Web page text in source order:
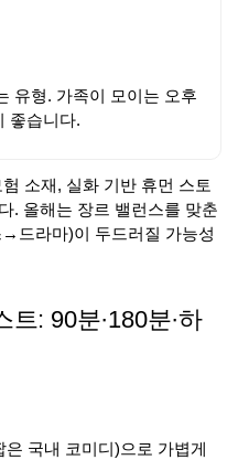
유형. 가족이 모이는 오후
좋습니다.
소재, 실화 기반 휴먼 스토
. 올해는 장르 밸런스를 맞춘
드라마)이 두드러질 가능성
: 90분·180분·하
국내 코미디)으로 가볍게